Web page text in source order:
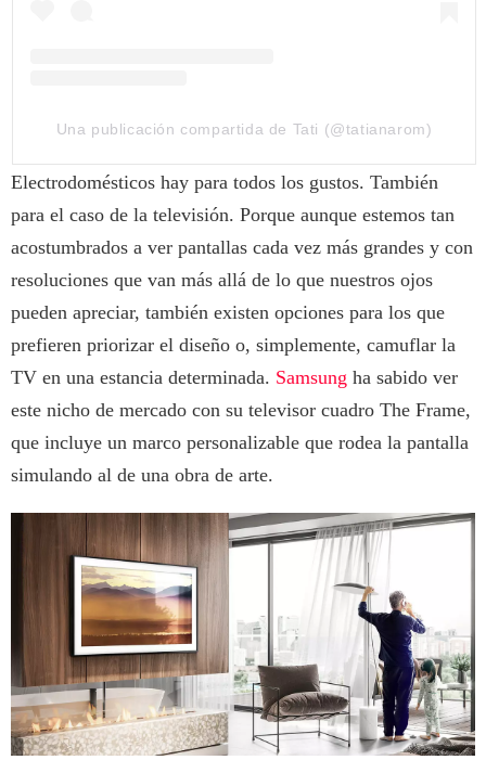
Una publicación compartida de Tati (@tatianarom)
Electrodomésticos hay para todos los gustos. También
para el caso de la televisión. Porque aunque estemos tan
acostumbrados a ver pantallas cada vez más grandes y con
resoluciones que van más allá de lo que nuestros ojos
pueden apreciar, también existen opciones para los que
prefieren priorizar el diseño o, simplemente, camuflar la
TV en una estancia determinada. Samsung ha sabido ver
este nicho de mercado con su televisor cuadro The Frame,
que incluye un marco personalizable que rodea la pantalla
simulando al de una obra de arte.